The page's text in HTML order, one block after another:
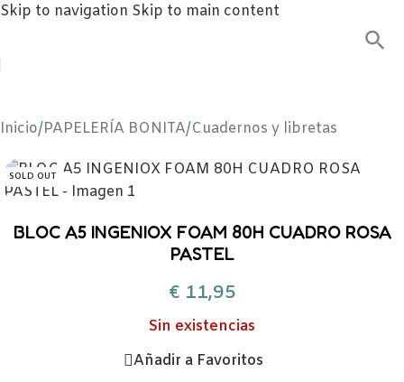
Skip to navigation Skip to main content
Inicio/PAPELERÍA BONITA/Cuadernos y libretas
SOLD OUT
BLOC A5 INGENIOX FOAM 80H CUADRO ROSA
PASTEL
€11,95
Sin existencias
Añadir a Favoritos